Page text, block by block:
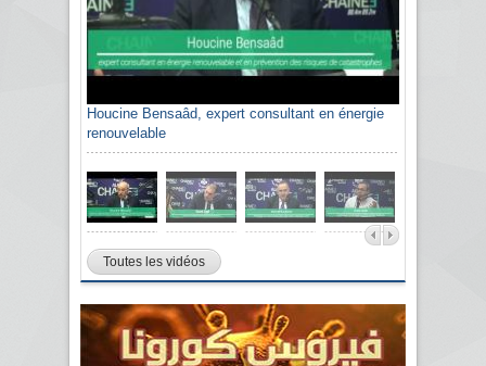
Houcine Bensaâd, expert consultant en énergie
renouvelable
Sami Agli, président de la Confédération
algérienne du patronat citoyen CAPC
Toutes les vidéos